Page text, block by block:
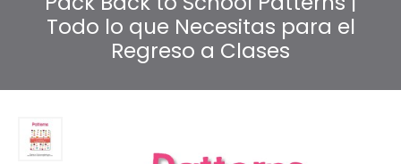
Todo lo que Necesitas para el
Regreso a Clases